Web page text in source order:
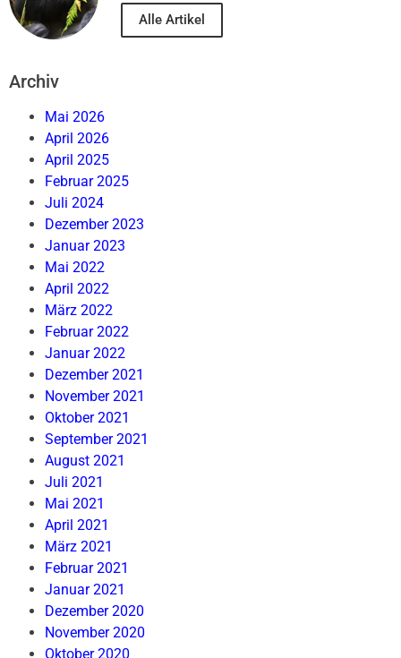
Alle Artikel
Archiv
Mai 2026
April 2026
April 2025
Februar 2025
Juli 2024
Dezember 2023
Januar 2023
Mai 2022
April 2022
März 2022
Februar 2022
Januar 2022
Dezember 2021
November 2021
Oktober 2021
September 2021
August 2021
Juli 2021
Mai 2021
April 2021
März 2021
Februar 2021
Januar 2021
Dezember 2020
November 2020
Oktober 2020